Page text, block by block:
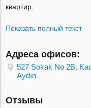
квартир.
Показать полный текст
Адреса офисов:
527 Sokak No 2B,
Aydın
Отзывы